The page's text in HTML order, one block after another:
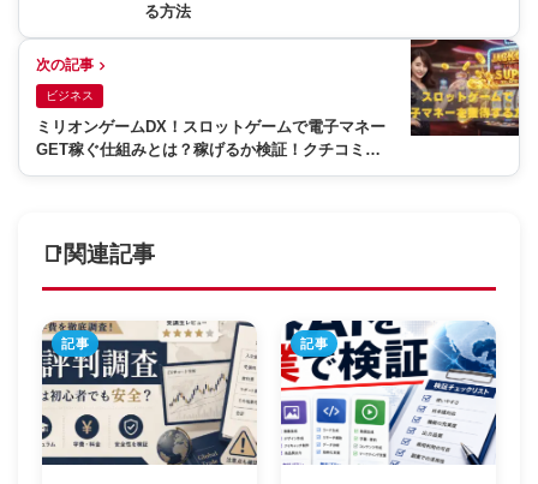
る方法
次の記事
ビジネス
ミリオンゲームDX！スロットゲームで電子マネー
GET稼ぐ仕組みとは？稼げるか検証！クチコミも
掲載！
関連記事
記事 記事